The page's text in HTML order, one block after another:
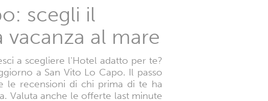
scegli il
al mare
a scegliere l'Hotel adatto per te?
a San Vito Lo Capo. Il passo
le recensioni di chi prima di te ha
Valuta anche le offerte last minute